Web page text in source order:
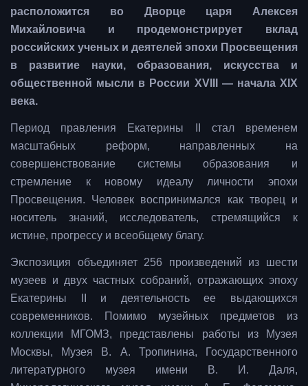
расположится во Дворце царя Алексея
Михайловича и продемонстрирует вклад
российских ученых и деятелей эпохи Просвещения
в развитие науки, образования, искусства и
общественной мысли в России XVIII — начала XIX
века.
Период правления Екатерины II стал временем
масштабных реформ, направленных на
совершенствование системы образования и
стремление к новому идеалу личности эпохи
Просвещения. Человек воспринимался как творец и
носитель знаний, исследователь, стремящийся к
истине, прогрессу и всеобщему благу.
Экспозиция объединяет 256 произведений из шести
музеев и двух частных собраний, отражающих эпоху
Екатерины II и деятельность ее выдающихся
современников. Помимо музейных предметов из
коллекции МГОМЗ, представлены работы из Музея
Москвы, Музея В. А. Тропинина, Государственного
литературного музея имени В. И. Даля,